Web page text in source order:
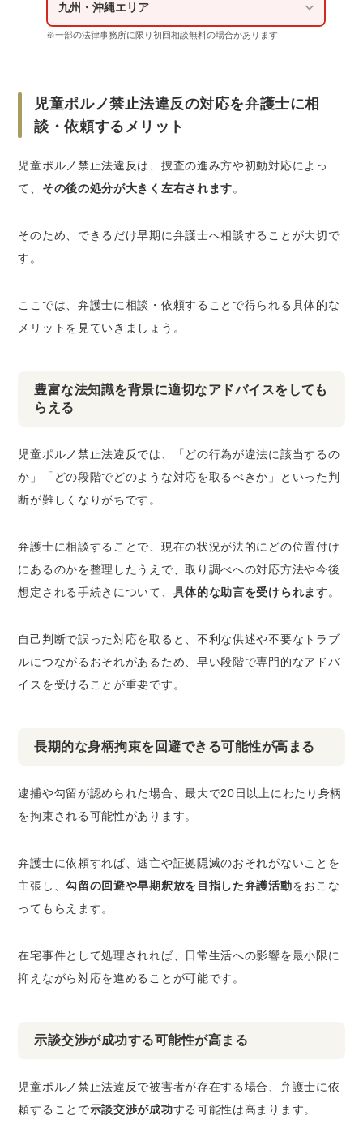
九州・沖縄エリア
※一部の法律事務所に限り初回相談無料の場合があります
児童ポルノ禁止法違反の対応を弁護士に相
談・依頼するメリット
児童ポルノ禁止法違反は、捜査の進み方や初動対応によっ
て、 その後の処分が大きく左右されます。
そのため、できるだけ早期に弁護士へ相談することが大切で
す。
ここでは、弁護士に相談・依頼することで得られる具体的な
メリットを見ていきましょう。
豊富な法知識を背景に適切なアドバイスをしても
らえる
児童ポルノ禁止法違反では、「どの行為が違法に該当するの
か」「どの段階でどのような対応を取るべきか」といった判
断が難しくなりがちです。
弁護士に相談することで、現在の状況が法的にどの位置付け
にあるのかを整理したうえで、取り調べへの対応方法や今後
想定される手続きについて、 具体的な助言を受けられます。
自己判断で誤った対応を取ると、不利な供述や不要なトラブ
ルにつながるおそれがあるため、早い段階で専門的なアドバ
イスを受けることが重要です。
長期的な身柄拘束を回避できる可能性が高まる
逮捕や勾留が認められた場合、最大で20日以上にわたり身柄
を拘束される可能性があります。
弁護士に依頼すれば、逃亡や証拠隠滅のおそれがないことを
主張し、勾留の回避や早期釈放を目指した弁護活動をおこな
ってもらえます。
在宅事件として処理されれば、日常生活への影響を最小限に
抑えながら対応を進めることが可能です。
示談交渉が成功する可能性が高まる
児童ポルノ禁止法違反で被害者が存在する場合、弁護士に依
頼することで示談交渉が成功する可能性は高まります。